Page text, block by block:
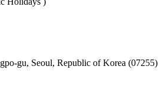
gu, Seoul, Republic of Korea (07255)